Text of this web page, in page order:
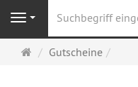
Navigation
Startseite
Gutscheine